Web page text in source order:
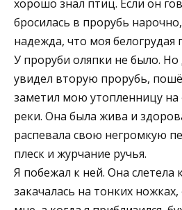
хорошо знал птиц. Если он
бросилась в прорубь
надежда, что моя белогрудая
У проруби оляпки не было.
увидел вторую прорубь,
заметил мою утопленницу на
реки. Она была жива и
распевала свою негромкую
плеск и журчание ручья.
Я побежал к ней. Она слетела
закачалась на тонких